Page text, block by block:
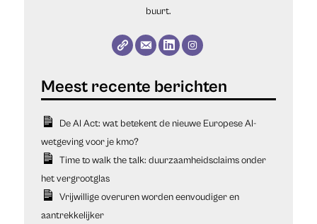
buurt.
De AI Act: wat betekent de nieuwe Europese AI-
wetgeving voor je kmo?
Time to walk the talk: duurzaamheidsclaims onder
het vergrootglas
Vrijwillige overuren worden eenvoudiger en
aantrekkelijker